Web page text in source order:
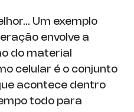
Um exemplo
envolve a
do material
celular é o conjunto
acontece dentro
todo para